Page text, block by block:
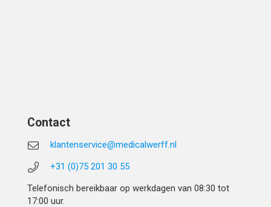
Contact
klantenservice@medicalwerff.nl
+31 (0)75 201 30 55
Telefonisch bereikbaar op werkdagen van 08:30 tot
17:00 uur.